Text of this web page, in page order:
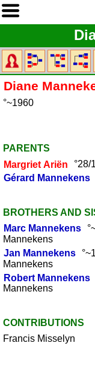
Diane
°~1960
PARENTS
Margriet Ariën °28/
Gérard Mannekens
BROTHERS AND
Marc Mannekens
Mannekens
Jan Mannekens
Mannekens
Robert Mannekens
Mannekens
CONTRIBUTIONS
Francis Misselyn